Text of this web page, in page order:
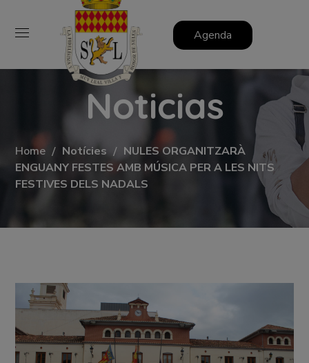
Agenda
Noticias
Home Notícies
NULES ORGANITZARÀ
ENGUANY FESTES AMB MÚSICA PER A LES NITS
FESTIVES DELS NADALS